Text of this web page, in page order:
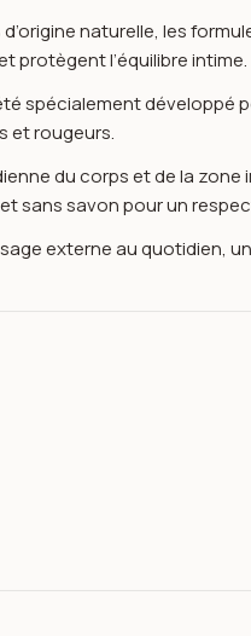
cavaillès
naturelle, les
protègent l’équilibre intime.
spécialement développé
et rougeurs.
du corps et de la
sans savon pour un
externe au quotidien,